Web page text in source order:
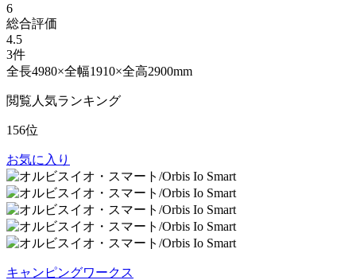
6
総合評価
4.5
3件
全長4980×全幅1910×全高2900mm
閲覧人気ランキング
156位
お気に入り
キャンピングワークス